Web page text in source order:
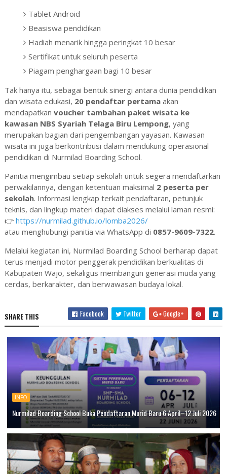
Tablet Android
Beasiswa pendidikan
Hadiah menarik hingga peringkat 10 besar
Sertifikat untuk seluruh peserta
Piagam penghargaan bagi 10 besar
Tak hanya itu, sebagai bentuk sinergi antara dunia pendidikan
dan wisata edukasi, 20 pendaftar pertamaakan
mendapatkan voucher tambahan paket wisata ke
kawasan NBS Syariah Telaga Biru Lempong, yang
merupakan bagian dari pengembangan yayasan. Kawasan
wisata ini juga berkontribusi dalam mendukung operasional
pendidikan di Nurmilad Boarding School.
Panitia mengimbau setiap sekolah untuk segera mendaftarkan
perwakilannya, dengan ketentuan maksimal 2 peserta per
sekolah. Informasi lengkap terkait pendaftaran, petunjuk
teknis, dan lingkup materi dapat diakses melalui laman resmi:
👉 https://nurmilad.github.io/lomba2026/
atau menghubungi panitia via WhatsApp di 0857-9609-7322.
Melalui kegiatan ini, Nurmilad Boarding School berharap dapat
terus menjadi motor penggerak pendidikan berkualitas di
Kabupaten Wajo, sekaligus membangun generasi muda yang
cerdas, berkarakter, dan berwawasan budaya lokal.
SHARE THIS Facebook Twitter Google+
INFO
Nurmilad Boarding School Buka Pendaftaran Murid Baru 6 April–12 Juli 2026